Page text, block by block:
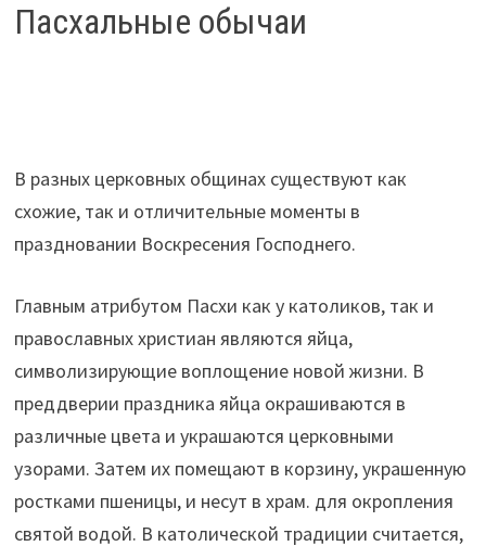
Пасхальные обычаи
В разных церковных общинах существуют как
схожие, так и отличительные моменты в
праздновании Воскресения Господнего.
Главным атрибутом Пасхи как у католиков, так и
православных христиан являются яйца,
символизирующие воплощение новой жизни. В
преддверии праздника яйца окрашиваются в
различные цвета и украшаются церковными
узорами. Затем их помещают в корзину, украшенную
ростками пшеницы, и несут в храм. для окропления
святой водой. В католической традиции считается,